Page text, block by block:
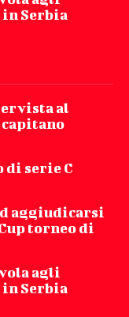
Serbia
al
capitano
di serie C
aggiudicarsi
torneo di
agli
Serbia